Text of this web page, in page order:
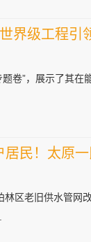
界级工程引
卷”，展示了其
民！太原
区老旧供水管网